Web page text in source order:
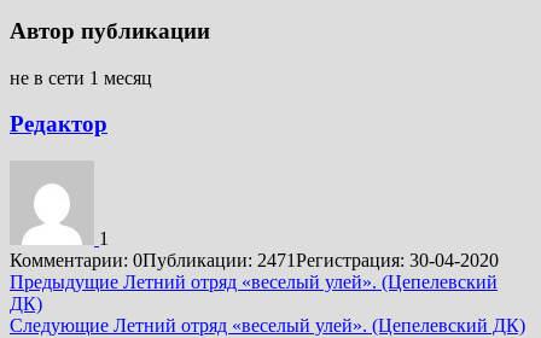
Автор публикации
не в сети 1 месяц
Редактор
1
Комментарии: 0Публикации: 2471Регистрация: 30-04-2020
Подробнее
Предыдущие Летний отряд «веселый улей». (Цепелевский
ДК)
Следующие Летний отряд «веселый улей». (Цепелевский ДК)